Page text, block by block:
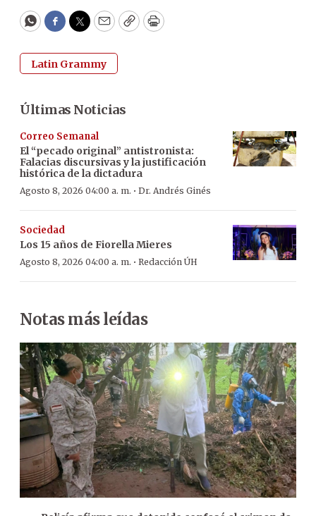
WhatsApp
Facebook
Twitter
EmailCopyPrint
Latin Grammy
Últimas Noticias
Correo Semanal
El “pecado original” antistronista:
Falacias discursivas y la justificación
histórica de la dictadura
Agosto 8, 2026 04:00 a. m. · Dr. Andrés Ginés
Sociedad
Los 15 años de Fiorella Mieres
Agosto 8, 2026 04:00 a. m. · Redacción ÚH
Notas más leídas